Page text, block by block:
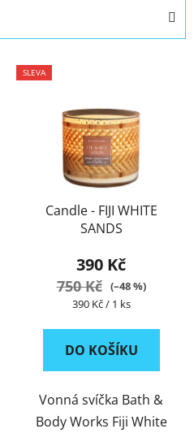
SLEVA
Candle - FIJI WHITE
SANDS
390 Kč
750 Kč (–48 %)
Měrná
390 Kč / 1 ks
DO KOŠÍKU
Vonná svíčka Bath &
Body Works Fiji White